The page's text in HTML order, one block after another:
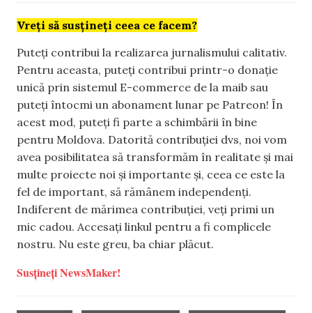
Vreți să susțineți ceea ce facem?
Puteți contribui la realizarea jurnalismului calitativ.
Pentru aceasta, puteți contribui printr-o donație
unică prin sistemul E-commerce de la maib sau
puteți întocmi un abonament lunar pe Patreon! În
acest mod, puteți fi parte a schimbării în bine
pentru Moldova. Datorită contribuției dvs, noi vom
avea posibilitatea să transformăm în realitate și mai
multe proiecte noi și importante și, ceea ce este la
fel de important, să rămânem independenți.
Indiferent de mărimea contribuției, veți primi un
mic cadou. Accesați linkul pentru a fi complicele
nostru. Nu este greu, ba chiar plăcut.
Susțineți NewsMaker!